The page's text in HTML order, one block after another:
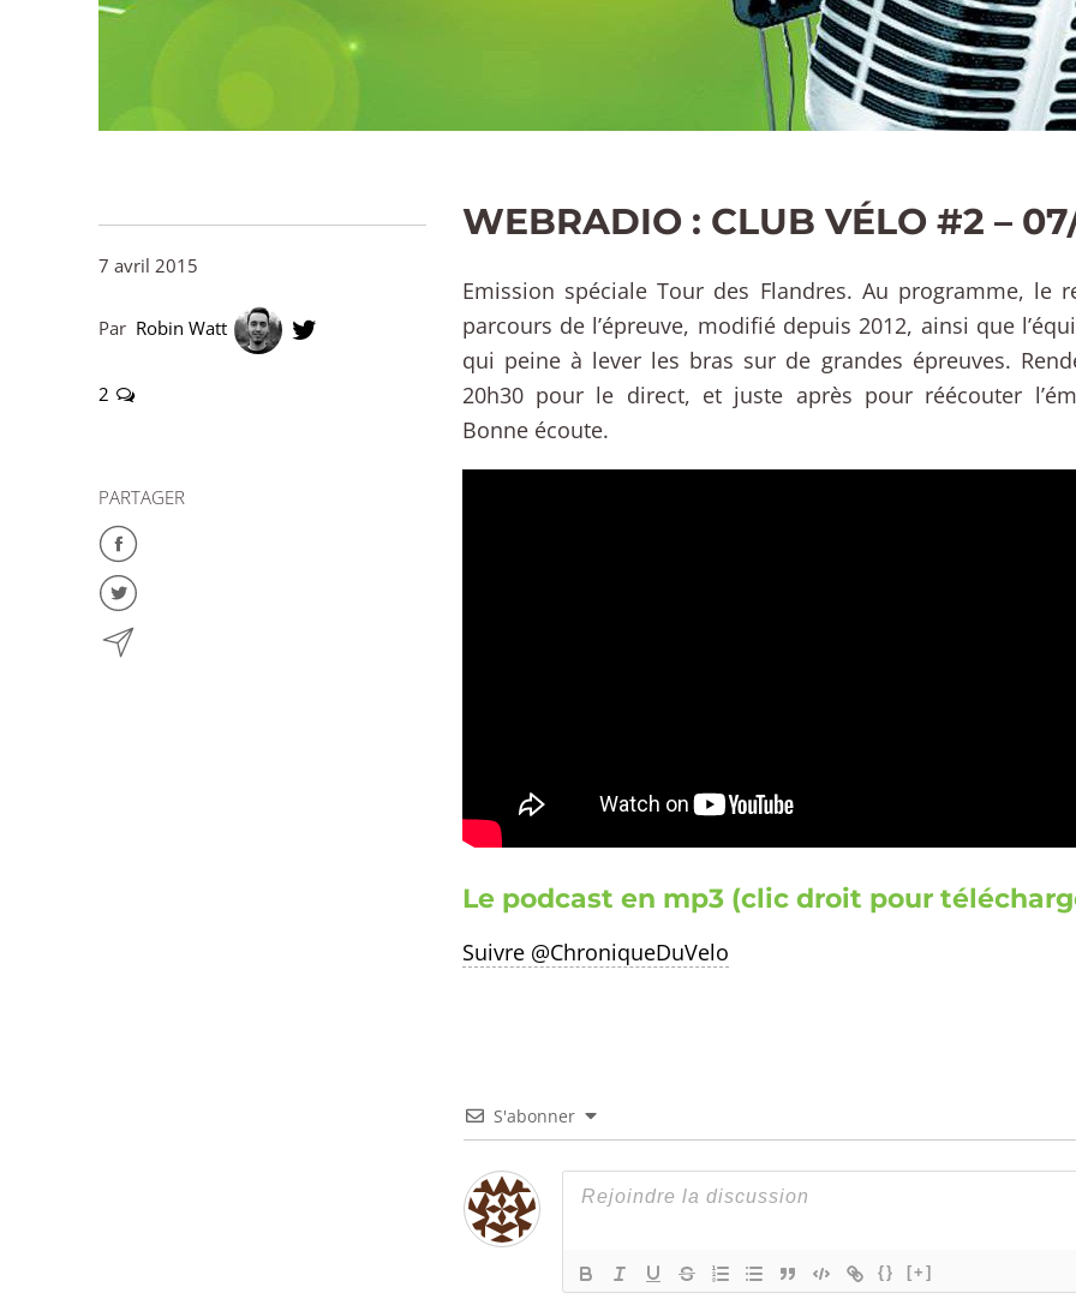
7 avril 2015
Par Robin Watt
2
PARTAGER
WEBRADIO : CLUB VÉLO #2 –
Emission spéciale Tour des Flandres. Au programme, le
parcours de l’épreuve, modifié depuis 2012, ainsi que
qui peine à lever les bras sur de grandes épreuves.
20h30 pour le direct, et juste après pour réécouter
Bonne écoute.
Le podcast en mp3 (clic droit pour
Suivre @ChroniqueDuVelo
S'abonner
{} [+]